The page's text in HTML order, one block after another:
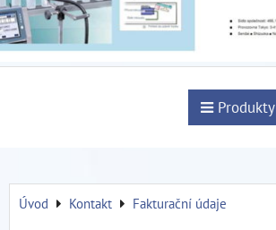
Produkty
Úvod Kontakt Fakturační údaje